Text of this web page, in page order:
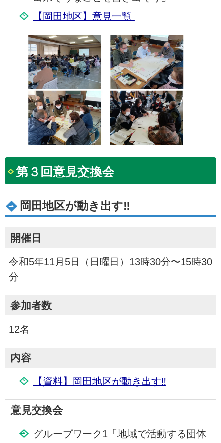
【岡田地区】意見一覧
第３回意見交換会
岡田地区が動き出す‼
開催日
令和5年11月5日（日曜日）13時30分〜15時30
分
参加者数
12名
内容
【資料】岡田地区が動き出す‼
意見交換会
グループワーク1「地域で活動する団体